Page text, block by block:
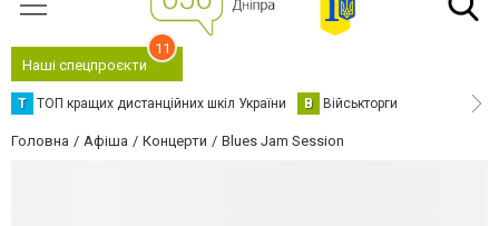
Наші спецпроєкти
11
Т ТОП кращих дистанційних шкіл України В Військторги
Головна Афіша Концерти Blues Jam Session